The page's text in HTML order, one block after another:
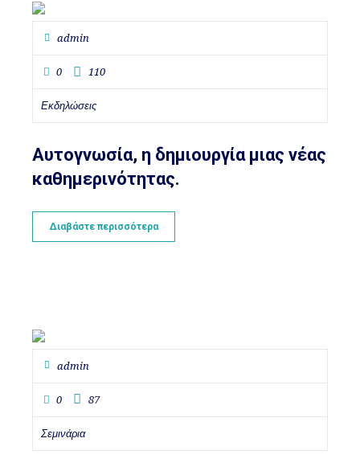
admin
0 110
Εκδηλώσεις
Αυτογνωσία, η δημιουργία μιας νέας
καθημερινότητας.
Διαβάστε περισσότερα
admin
0 87
Σεμινάρια